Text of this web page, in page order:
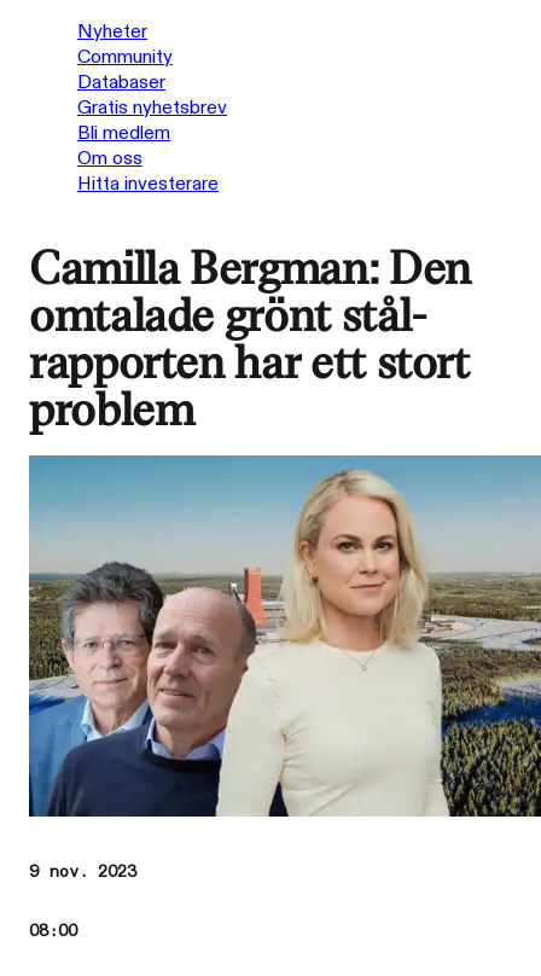
Nyheter
Community
Databaser
Gratis nyhetsbrev
Bli medlem
Om oss
Hitta investerare
Camilla Bergman: Den
omtalade grönt stål-
rapporten har ett stort
problem
9 nov. 2023
08:00